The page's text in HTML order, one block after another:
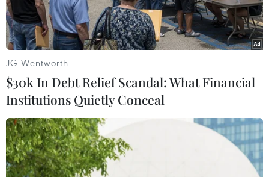
Ảnh minh họa. (Nguồn: stockmarketeye.com)
JG Wentworth
$30k In Debt Relief Scandal: What Financial
Institutions Quietly Conceal